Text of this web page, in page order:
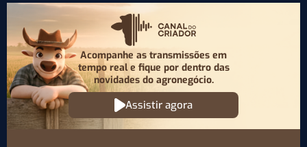
Acompanhe as transmissões em
tempo real e fique por dentro das
novidades do agronegócio.
Assistir agora